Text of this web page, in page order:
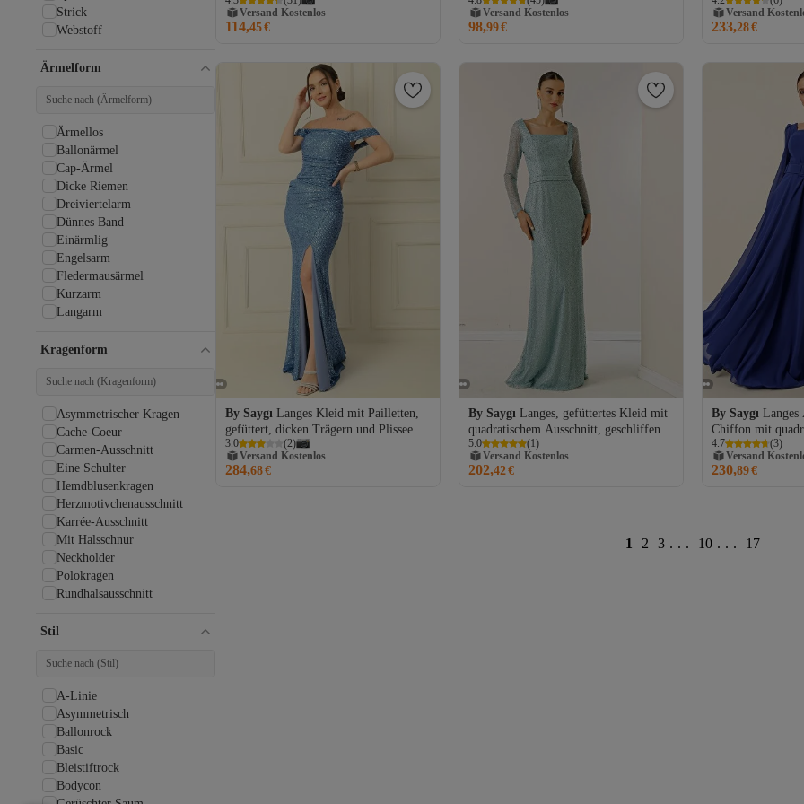
Gratis Versand
Versand Kostenlos
114,45€
Gratis Versand
Versand Kostenlos
98,99€
Gratis Versand
Versand
233,28€
By Saygı Langes Kleid mit Pailletten,
gefüttert, dicken Trägern und Plissee
vorne
3.0 (2)
Versand Kostenlos
Gratis Versand
Versand Kostenlos
284,68€
By Saygı Langes, gefüttertes Kleid mit
quadratischem Ausschnitt, geschliffenen
Steinen und großer Größenauswahl
5.0 (1)
Versand Kostenlos
Gratis Versand
Versand Kostenlos
202,42€
By Saygı Langes
Chiffon mit
Gürtel und
4.7 (3)
Versand
Gratis Versand
Versand
230,89€
1 2 3 ... 10 ... 17
Trok
Vogel-Augen
Wildlederimitat
Zubehör detailliert
Strick
Webstoff
Ärmelform
Ärmellos
Ballonärmel
Cap-Ärmel
Dicke Riemen
Dreiviertelarm
Dünnes Band
Einärmlig
Engelsarm
Fledermausärmel
Kurzarm
Langarm
Normaler Ärmel
Schulterfrei
Kragenform
Asymmetrischer Kragen
Cache-Coeur
Carmen-Ausschnitt
Eine Schulter
Hemdblusenkragen
Herzmotivchenausschnitt
Karrée-Ausschnitt
Mit Halsschnur
Neckholder
Polokragen
Rundhalsausschnitt
Schulterfrei
Tiefer Rundhals
U-Boot
V-Ausschnitt
Wasserfallausschnitt
Stil
A-Linie
Asymmetrisch
Ballonrock
Basic
Bleistiftrock
Bodycon